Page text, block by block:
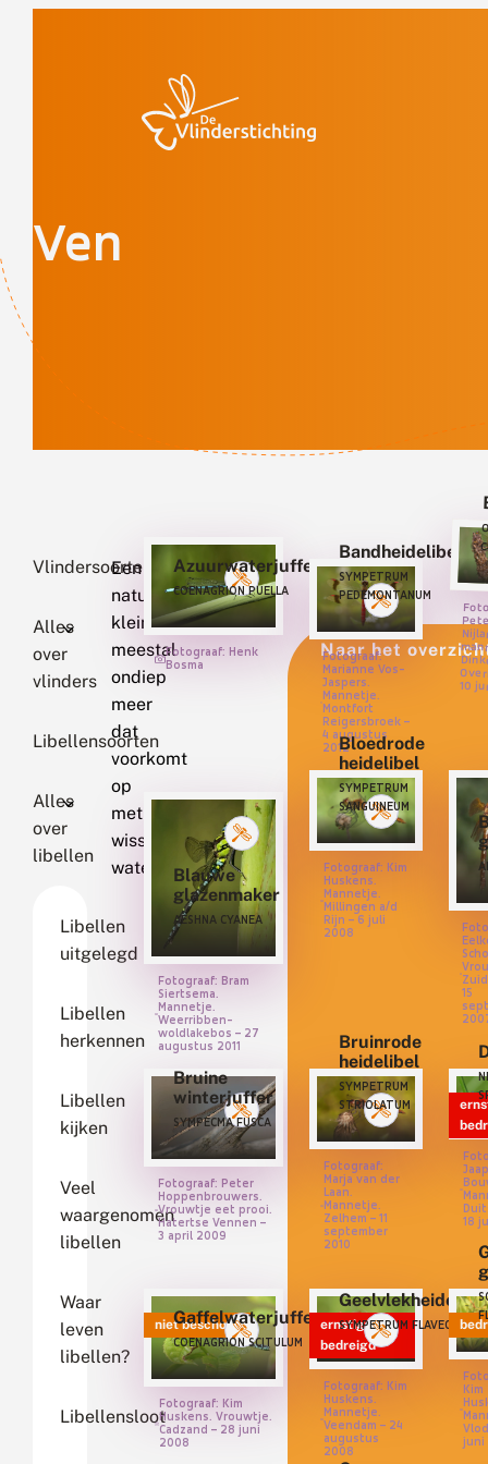
Ven
Vlindersoorten
Alles
over
vlinders
Libellensoorten
Alles
over
libellen
Libellen
uitgelegd
Libellen
herkennen
Libellen
kijken
Veel
waargenomen
libellen
Waar
leven
libellen?
Libellensloot
Een
natuurlijk,
klein,
meestal
ondiep
meer
dat
voorkomt
op
met
wisselende
waterstanden.
Libellen
Azuurwaterjuffer
COENAGRION PUELLA
Fotograaf: Henk
Bosma
Bandheidelibel
SYMPETRUM
PEDEMONTANUM
Fotograaf:
Marianne Vos-
Jaspers.
Mannetje.
Montfort
Reigersbroek –
4 augustus
2012
10
Blauwe
glazenmaker
AESHNA CYANEA
Fotograaf: Bram
Siertsema.
Mannetje.
Weerribben-
woldlakebos – 27
augustus 2011
Bloedrode
heidelibel
SYMPETRUM
SANGUINEUM
Fotograaf: Kim
Huskens.
Mannetje.
Millingen a/d
Rijn – 6 juli
2008
15
Bruine
winterjuffer
SYMPECMA FUSCA
Fotograaf: Peter
Hoppenbrouwers.
Vrouwtje eet prooi.
Hatertse Vennen –
3 april 2009
Bruinrode
heidelibel
SYMPETRUM
STRIOLATUM
Fotograaf:
Marja van der
Laan.
Mannetje.
Zelhem – 11
september
2010
Jaap
18
niet beschouwd
Gaffelwaterjuffer
COENAGRION SCITULUM
Fotograaf: Kim
Huskens. Vrouwtje.
Cadzand – 28 juni
2008
ernstig
bedreigd
SYMPETRUM FLAVEOLUM
Fotograaf: Kim
Huskens.
Mannetje.
Veendam – 24
augustus
2008
Kim
juni
Naar het